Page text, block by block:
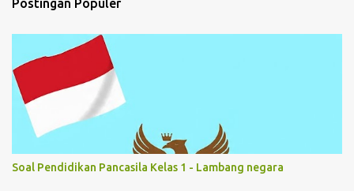
Postingan Populer
Soal Pendidikan Pancasila Kelas 1 - Lambang negara